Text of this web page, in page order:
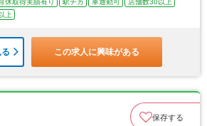
休取得実績有り 駅チカ 車通勤可
店舗数30以上
上
この求人に興味がある
保存する